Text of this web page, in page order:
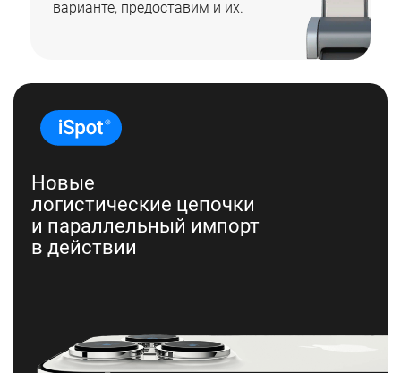
варианте, предоставим и их.
Новые
логистические цепочки
и параллельный импорт
в действии